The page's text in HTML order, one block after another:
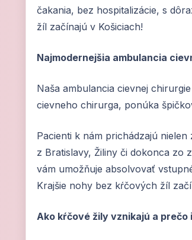
čakania, bez hospitalizácie, s
žíl začínajú v Košiciach!
Najmodernejšia ambulancia
Naša ambulancia cievnej
cievneho chirurga, ponúka
Pacienti k nám prichádzajú
z Bratislavy, Žiliny či dokonca zo
vám umožňuje absolvovať
Krajšie nohy bez kŕčových žíl
Ako kŕčové žily vznikajú a